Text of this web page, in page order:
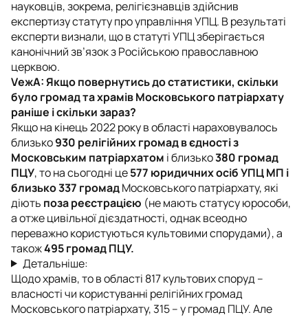
науковців, зокрема, релігієзнавців здійснив
експертизу статуту про управління УПЦ. В результаті
експерти визнали, що в статуті УПЦ зберігається
канонічний зв’язок з Російською православною
церквою.
VежА: Якщо повернутись до статистики, скільки
було громад та храмів Московського патріархату
раніше і скільки зараз?
Якщо на кінець 2022 року в області нараховувалось
близько930 релігійних громад в єдності з
Московським патріархатом і близько380 громад
ПЦУ, то на сьогодні це577 юридичних осіб УПЦ МП і
близько 337 громадМосковського патріархату, які
діють поза реєстрацією (не мають статусу юрособи,
а отже цивільної дієздатності, однак всеодно
переважно користуються культовими спорудами), а
також495 громад ПЦУ.
Детальніше:
Щодо храмів, то в області 817 культових споруд –
власності чи користуванні релігійних громад
Московського патріархату, 315 – у громад ПЦУ. Але